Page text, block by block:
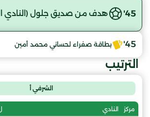
45' هدف من صديق جلول (النادي
45' بطاقة صفراء لحساني محمد أمين
الترتيب
الشرفي أ
مركز النادي